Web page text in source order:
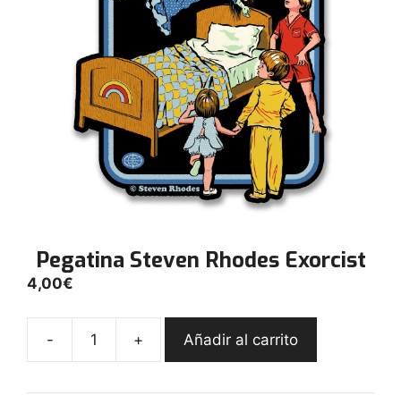
Pegatina Steven Rhodes Exorcist
4,00€
-
Pegatina
Rhodes
+ Añadir al carrito